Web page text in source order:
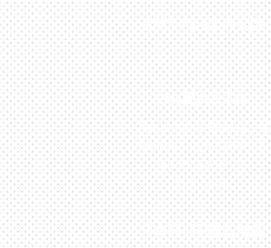
0813-1054-7548
JAKARTA
Perumahan Boulevard
Taman Surya 3 Blok h2,
No.27, Jakarta –
Indonesia
TANGERANG